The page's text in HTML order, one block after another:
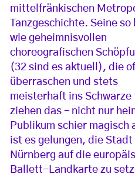
mittelfränkischen
Tanzgeschichte. Seine
wie geheimnisvollen
choreografischen
(32 sind es aktuell), die
überraschen und stets
meisterhaft ins
ziehen das – nicht nur
Publikum schier magisch
ist es gelungen, die Stadt
Nürnberg auf die
Ballett-Landkarte zu